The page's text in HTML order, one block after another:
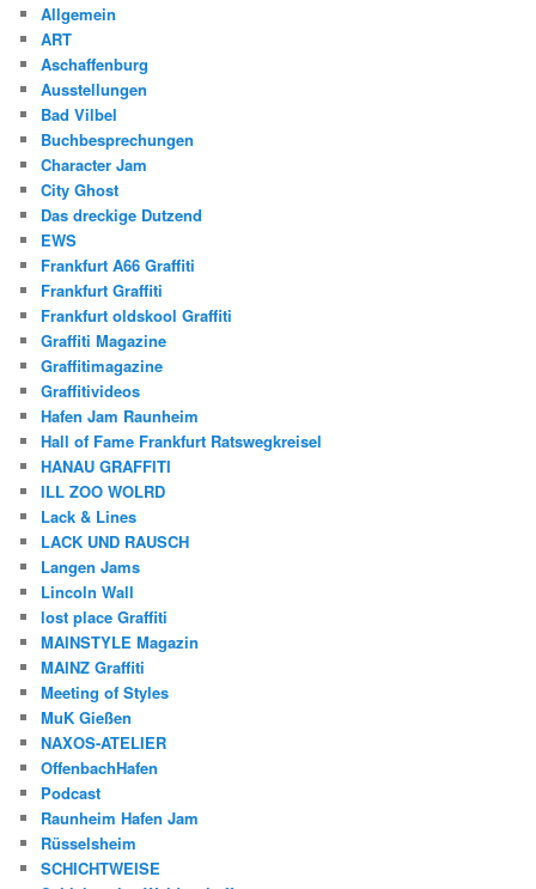
Allgemein
ART
Aschaffenburg
Ausstellungen
Bad Vilbel
Buchbesprechungen
Character Jam
City Ghost
Das dreckige Dutzend
EWS
Frankfurt A66 Graffiti
Frankfurt Graffiti
Frankfurt oldskool Graffiti
Graffiti Magazine
Graffitimagazine
Graffitivideos
Hafen Jam Raunheim
Hall of Fame Frankfurt Ratswegkreisel
HANAU GRAFFITI
ILL ZOO WOLRD
Lack & Lines
LACK UND RAUSCH
Langen Jams
Lincoln Wall
lost place Graffiti
MAINSTYLE Magazin
MAINZ Graffiti
Meeting of Styles
MuK Gießen
NAXOS-ATELIER
OffenbachHafen
Podcast
Raunheim Hafen Jam
Rüsselsheim
SCHICHTWEISE